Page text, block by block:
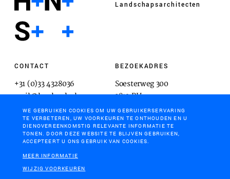
Landschaps­architecten
CONTACT
+31 (0)33 4328036
mail@hnsland.nl
BEZOEKADRES
Soesterweg 300
3812 BH
Amersfoort
POSTADRES
Postbus 1603
3800 BP
WE GEBRUIKEN COOKIES OM UW GEBRUIKERSERVARING
TE VERBETEREN, UW VOORKEUREN TE ONTHOUDEN EN U
DIENOVEREENKOMSTIG RELEVANTE INFORMATIE TE
TONEN. DOOR DEZE WEBSITE TE BLIJVEN GEBRUIKEN,
ACCEPTEERT U ONS GEBRUIK VAN COOKIES.
MEER INFORMATIE
WIJZIG VOORKEUREN